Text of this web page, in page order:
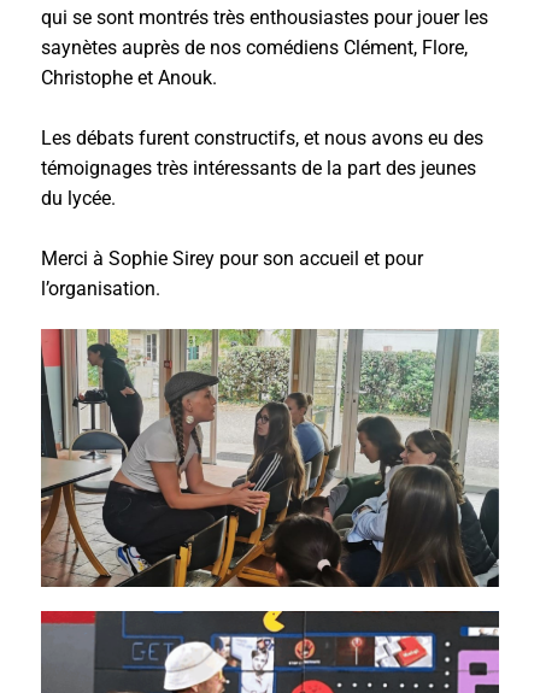
qui se sont montrés très enthousiastes pour jouer les
saynètes auprès de nos comédiens Clément, Flore,
Christophe et Anouk.
Les débats furent constructifs, et nous avons eu des
témoignages très intéressants de la part des jeunes
du lycée.
Merci à Sophie Sirey pour son accueil et pour
l’organisation.